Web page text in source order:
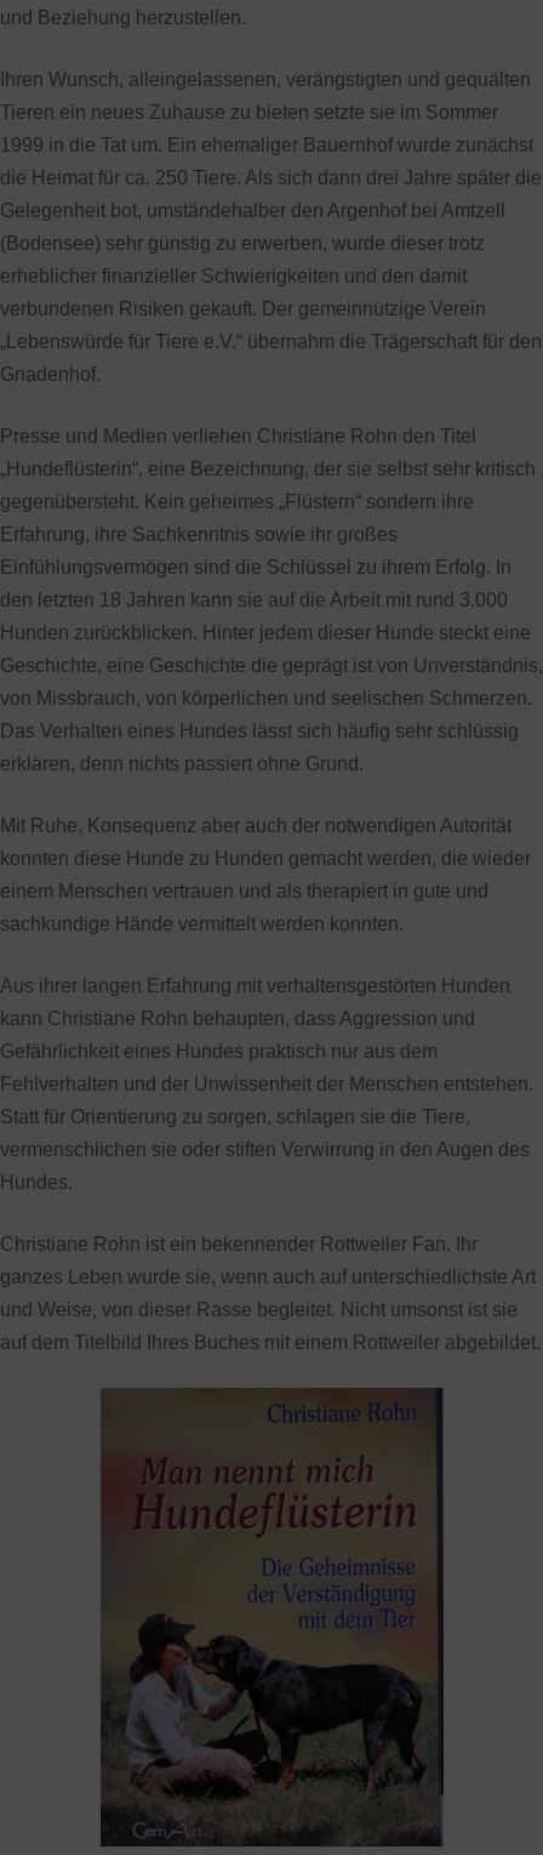
und Beziehung herzustellen.
Ihren Wunsch, alleingelassenen, verängstigten und gequälten
Tieren ein neues Zuhause zu bieten setzte sie im Sommer
1999 in die Tat um. Ein ehemaliger Bauernhof wurde zunächst
die Heimat für ca. 250 Tiere. Als sich dann drei Jahre später die
Gelegenheit bot, umständehalber den Argenhof bei Amtzell
(Bodensee) sehr günstig zu erwerben, wurde dieser trotz
erheblicher finanzieller Schwierigkeiten und den damit
verbundenen Risiken gekauft. Der gemeinnützige Verein
„Lebenswürde für Tiere e.V.“ übernahm die Trägerschaft für den
Gnadenhof.
Presse und Medien verliehen Christiane Rohn den Titel
„Hundeflüsterin“, eine Bezeichnung, der sie selbst sehr kritisch
gegenübersteht. Kein geheimes „Flüstern“ sondern ihre
Erfahrung, ihre Sachkenntnis sowie ihr großes
Einfühlungsvermögen sind die Schlüssel zu ihrem Erfolg. In
den letzten 18 Jahren kann sie auf die Arbeit mit rund 3.000
Hunden zurückblicken. Hinter jedem dieser Hunde steckt eine
Geschichte, eine Geschichte die geprägt ist von Unverständnis,
von Missbrauch, von körperlichen und seelischen Schmerzen.
Das Verhalten eines Hundes lässt sich häufig sehr schlüssig
erklären, denn nichts passiert ohne Grund.
Mit Ruhe, Konsequenz aber auch der notwendigen Autorität
konnten diese Hunde zu Hunden gemacht werden, die wieder
einem Menschen vertrauen und als therapiert in gute und
sachkundige Hände vermittelt werden konnten.
Aus ihrer langen Erfahrung mit verhaltensgestörten Hunden
kann Christiane Rohn behaupten, dass Aggression und
Gefährlichkeit eines Hundes praktisch nur aus dem
Fehlverhalten und der Unwissenheit der Menschen entstehen.
Statt für Orientierung zu sorgen, schlagen sie die Tiere,
vermenschlichen sie oder stiften Verwirrung in den Augen des
Hundes.
Christiane Rohn ist ein bekennender Rottweiler Fan. Ihr
ganzes Leben wurde sie, wenn auch auf unterschiedlichste Art
und Weise, von dieser Rasse begleitet. Nicht umsonst ist sie
auf dem Titelbild Ihres Buches mit einem Rottweiler abgebildet.